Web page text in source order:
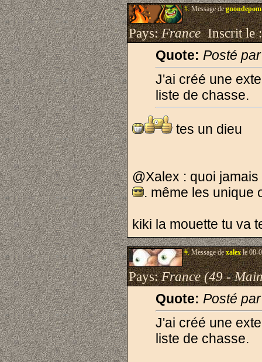
#.Message degnondepom
Pays:FranceInscrit le
Quote: Posté
J'ai créé une
liste de chasse.
tes un dieu
@Xalex : quoi
. même les unique
kiki la mouette tu va
#.Message dexalexle 08-
Pays:France (49 -
Quote: Posté
J'ai créé une
liste de chasse.